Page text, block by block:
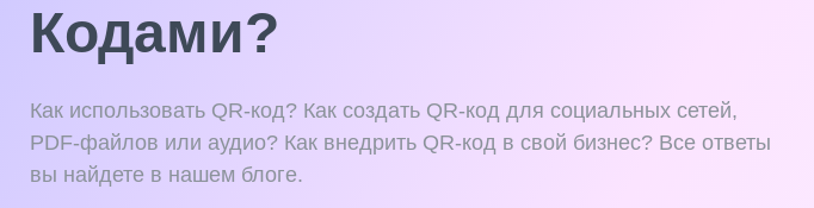
Кодами?
Как использовать QR-код? Как создать QR-код для социальных сетей,
PDF-файлов или аудио? Как внедрить QR-код в свой бизнес? Все ответы
вы найдете в нашем блоге.